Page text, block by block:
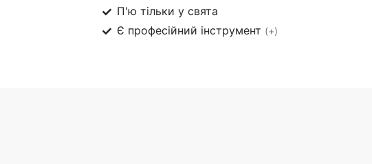
П'ю тільки у свята
Є професійний інструмент (+)